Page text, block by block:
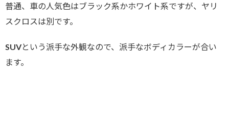
普通、車の人気色はブラック系かホワイト系ですが、ヤリ
スクロスは別です。
SUVという派手な外観なので、派手なボディカラーが合い
ます。